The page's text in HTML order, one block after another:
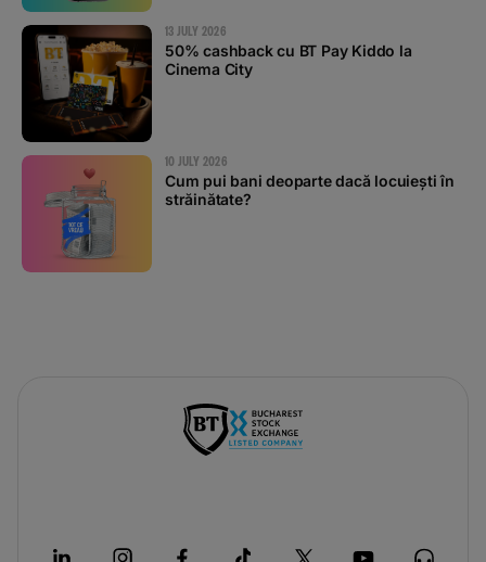
13 JULY 2026
50% cashback cu BT Pay Kiddo la
Cinema City
10 JULY 2026
Cum pui bani deoparte dacă locuiești în
străinătate?